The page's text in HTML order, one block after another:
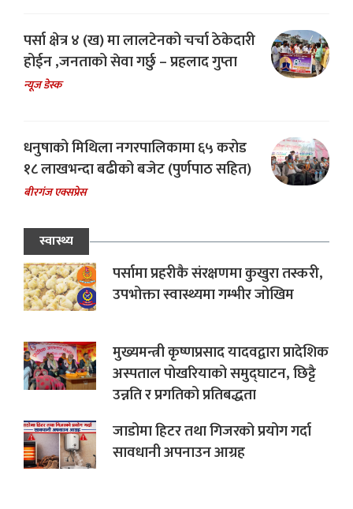
पर्सा क्षेत्र ४ (ख) मा लालटेनको चर्चा ठेकेदारी
होईन ,जनताको सेवा गर्छु – प्रहलाद गुप्ता
न्यूज डेस्क
धनुषाको मिथिला नगरपालिकामा ६५ करोड
१८ लाखभन्दा बढीको बजेट (पुर्णपाठ सहित)
बीरगंज एक्सप्रेस
स्वास्थ्य
पर्सामा प्रहरीकै संरक्षणमा कुखुरा तस्करी,
उपभोक्ता स्वास्थ्यमा गम्भीर जोखिम
मुख्यमन्त्री कृष्णप्रसाद यादवद्वारा प्रादेशिक
अस्पताल पोखरियाको समुद्घाटन, छिट्टै
उन्नति र प्रगतिको प्रतिबद्धता
जाडोमा हिटर तथा गिजरको प्रयोग गर्दा
सावधानी अपनाउन आग्रह